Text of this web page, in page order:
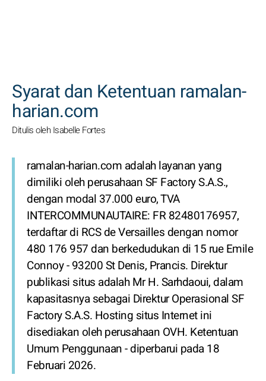
Syarat dan Ketentuan ramalan-
harian.com
Ditulis oleh Isabelle Fortes
ramalan-harian.com adalah layanan yang
dimiliki oleh perusahaan SF Factory S.A.S.,
dengan modal 37.000 euro, TVA
INTERCOMMUNAUTAIRE: FR 82480176957,
terdaftar di RCS de Versailles dengan nomor
480 176 957 dan berkedudukan di 15 rue Emile
Connoy - 93200 St Denis, Prancis. Direktur
publikasi situs adalah Mr H. Sarhdaoui, dalam
kapasitasnya sebagai Direktur Operasional SF
Factory S.A.S. Hosting situs Internet ini
disediakan oleh perusahaan OVH. Ketentuan
Umum Penggunaan - diperbarui pada 18
Februari 2026.